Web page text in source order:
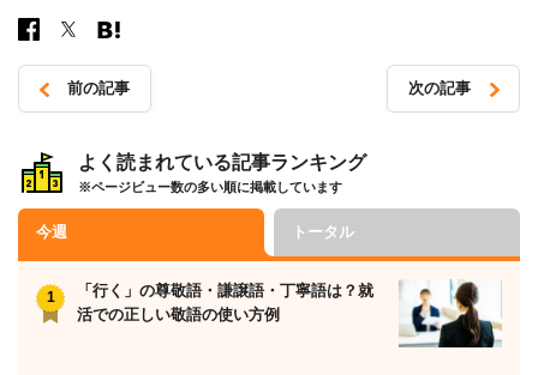
稿
ナ
ビ
ゲ
ー
シ
前の記事 次の記事
よく読まれている記事ランキング
※ページビュー数の多い順に掲載しています
今週 トータル
「行く」の尊敬語・謙譲語・丁寧語は？就
活での正しい敬語の使い方例